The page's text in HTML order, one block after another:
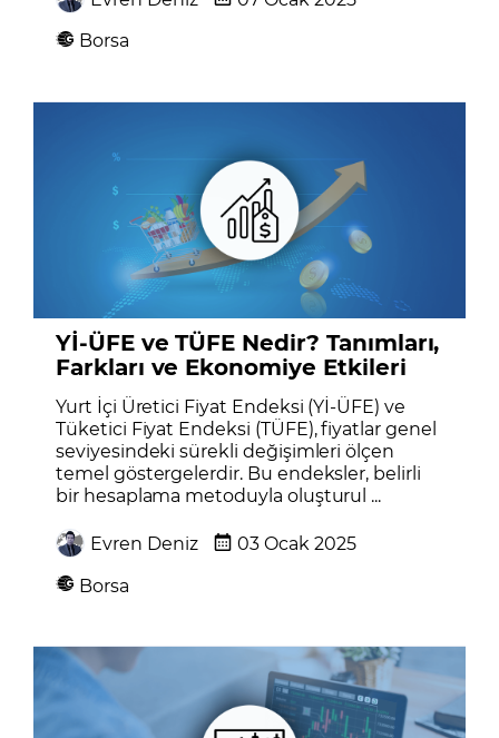
Borsa
Yİ-ÜFE ve TÜFE Nedir? Tanımları,
Farkları ve Ekonomiye Etkileri
Yurt İçi Üretici Fiyat Endeksi (Yİ-ÜFE) ve
Tüketici Fiyat Endeksi (TÜFE), fiyatlar genel
seviyesindeki sürekli değişimleri ölçen
temel göstergelerdir. Bu endeksler, belirli
bir hesaplama metoduyla oluşturul ...
Evren Deniz
03 Ocak 2025
Borsa